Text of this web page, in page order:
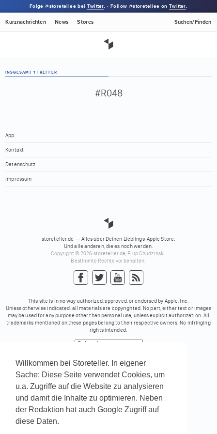
Willkommen bei Storeteller. In eigener
Sache: Diese Seite verwendet Cookies, um
u.a. Zugriffe auf die Website zu analysieren
und damit die Inhalte zu optimieren. Neben
der Redaktion hat auch Google Zugriff auf
diese Daten.
Folge @storetellee beiTwitter. · Follow @storetellee onTwitter.
Kurznachrichten News Stores Suchen/Finden
INSGESAMT 1 TREFFER
#R048
App
Kontakt
Datenschutz
Impressum
storeteller.de — Alles über Deinen Lieblings-Apple Store.
Und alle anderen, die es noch werden.
Copyright © 2026 storeteller.de, Filip Chudzinski.
Bestimmte Rechte vorbehalten.
This site is in no way authorized, approved, or endorsed by Apple, Inc.
Unless otherwise indicated, all materials are copyrighted. No part, either text or images
may be used for any purpose other than personal use, unless explicit authorization. All
trademarks mentioned on these pages belong to their respective owners. No infringing
rights intended.